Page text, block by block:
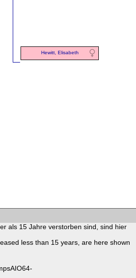
Hewitt, Elisabeth
als 15 Jahre verstorben sind, sind hier
less than 15 years, are here shown